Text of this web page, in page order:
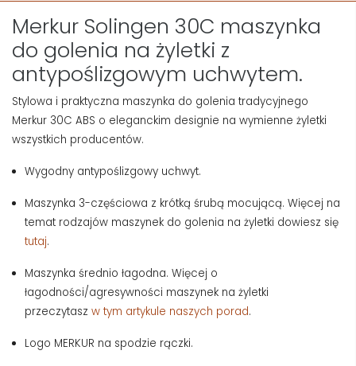
Merkur Solingen 30C maszynka
do golenia na żyletki z
antypoślizgowym uchwytem.
Stylowa i praktyczna maszynka do golenia tradycyjnego
Merkur 30C ABS o eleganckim designie na wymienne żyletki
wszystkich producentów.
Wygodny antypoślizgowy uchwyt.
Maszynka 3-częściowa z krótką śrubą mocującą. Więcej na
temat rodzajów maszynek do golenia na żyletki dowiesz się
tutaj.
Maszynka średnio łagodna. Więcej o
łagodności/agresywności maszynek na żyletki
przeczytasz w tym artykule naszych porad.
Logo MERKUR na spodzie rączki.